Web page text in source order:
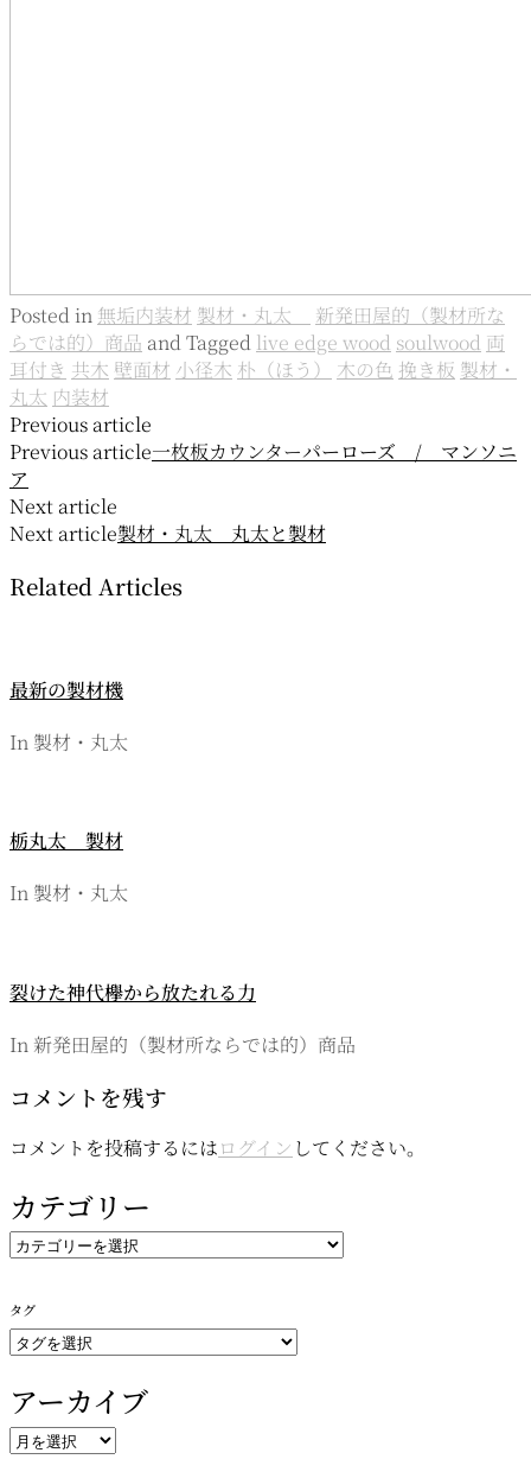
Posted in 無垢内装材 製材・丸太
新発田屋的（製材所な
らでは的）商品 andTagged live edge wood soulwood 両
耳付き 共木 壁面材 小径木 朴（ほう） 木の色 挽き板 製材・
丸太 内装材
投
稿
ナ
ビ
ゲ
シ
ン
Previous article
Previous article一枚板カウンターパーローズ / マンソニ
ア
Next article
Next article製材・丸太 丸太と製材
Related Articles
最新の製材機
In 製材・丸太
栃丸太 製材
In 製材・丸太
裂けた神代欅から放たれる力
In 新発田屋的（製材所ならでは的）商品
コメントを残す
コメントを投稿するにはログイン してください。
カテゴリー
カ
リ
ー
タグ
アーカイブ
ア